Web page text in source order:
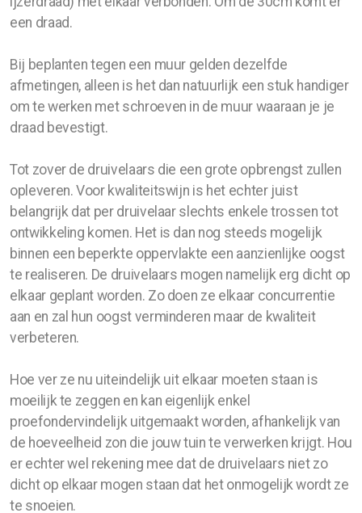
een draad.
Bij beplanten tegen een muur gelden dezelfde
afmetingen, alleen is het dan natuurlijk een stuk handiger
om te werken met schroeven in de muur waaraan je je
draad bevestigt.
Tot zover de druivelaars die een grote opbrengst zullen
opleveren. Voor kwaliteitswijn is het echter juist
belangrijk dat per druivelaar slechts enkele trossen tot
ontwikkeling komen. Het is dan nog steeds mogelijk
binnen een beperkte oppervlakte een aanzienlijke oogst
te realiseren. De druivelaars mogen namelijk erg dicht op
elkaar geplant worden. Zo doen ze elkaar concurrentie
aan en zal hun oogst verminderen maar de kwaliteit
verbeteren.
Hoe ver ze nu uiteindelijk uit elkaar moeten staan is
moeilijk te zeggen en kan eigenlijk enkel
proefondervindelijk uitgemaakt worden, afhankelijk van
de hoeveelheid zon die jouw tuin te verwerken krijgt. Hou
er echter wel rekening mee dat de druivelaars niet zo
dicht op elkaar mogen staan dat het onmogelijk wordt ze
te snoeien.